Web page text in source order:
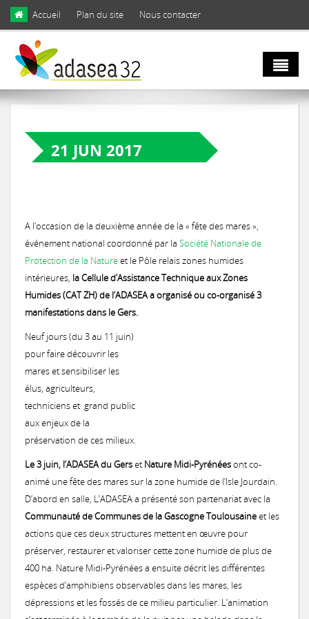
Skip to main content
Accueil Plan du site Nous contacter
Qui sommes
nous ?
Notre équipe
Notre engagement
Notre gouvernance
Vie associative
Notre réseau
Histoire
Témoignages de gestionnaires
On parle de nous !
Biodiversité
Les facettes de la biodiversité gersoise
Milieux secs du Gers
Espèces animales du Gers
2017: La Chevêche d’Athéna, chouette de nos campagnes
2017: Paroles de Cistude
Les plantes messicoles
La Jacinthe de Rome
LIFE Coteaux Gascons
Natura2000
Actions menées
Formations
Permanences
Vidéos de présentation
Agro
écologie
Concours des pratiques agro-écologiques
Prairies lauréates
Journal du Concours
Concours 2026
Appel à concourir
Passage du jury 2026
Concours 2024
Appel à concourir
Concours 2022
Mesures agri-environnementales
Formations obligatoires (2023-2027)
MAEC 2025
MAEC 2024
Bilan 2024
Paiement pour services environnementaux
PSE 2025
PSE 2020
PSE 2019
Projet "Veau des Prés"
Lutte contre l'érosion
PAT Gimone
2020 : Érosion : des solutions simples et efficaces
2017: Journée technique : Aménagements hydrauliques et anti-érosifs
Valorisation des prairies naturelles inondables
Etude: Valorisation des produits issus d'élevage herbager
Projet d'Eco-Pâturage
Urbanisme
Notre démarche
Nos compétences
Nos références
Réflexions, exemples
Appui aux collectivités dans la prise en compte des zones humides
Zones humides
et CATZH Gers
Présentation de la CATZH
Les zones humides
Qu’est-ce que c'est ?
Les types de zones humides du Gers
Missions de la CATZH
Actions de promotion
Amélioration des connaissances
Territoires d'action
Bas-Armagnac
Témoignages
Nos
Expertises et documents d'incidence Loi sur l'Eau
Expertises faune flore habitat
Plan de performance energétique
Annonces
Achats publics
Emplois
21 JUN 2017
FÊTE DES MARES 2017
A l’occasion de la deuxième année de la « fête des mares »,
événement national coordonné par la Société Nationale de
Protection de la Natureet le Pôle relais zones humides
intérieures, la Cellule d’Assistance Technique aux Zones
Humides (CAT ZH) de l’ADASEA a organisé ou co-organisé 3
manifestations dans le Gers.
Neuf jours (du 3 au 11 juin)
pour faire découvrir les
mares et sensibiliser les
élus, agriculteurs,
techniciens et grand public
aux enjeux de la
préservation de ces milieux.
Le 3 juin, l’ADASEA du Gerset Nature Midi-Pyrénéesont co-
animé une fête des mares sur la zone humide de l’Isle Jourdain.
D’abord en salle, L’ADASEA a présenté son partenariat avec la
Communauté de Communes de la Gascogne Toulousaineet les
actions que ces deux structures mettent en œuvre pour
préserver, restaurer et valoriser cette zone humide de plus de
400 ha. Nature Midi-Pyrénées a ensuite décrit les différentes
espèces d’amphibiens observables dans les mares, les
dépressions et les fossés de ce milieu particulier. L’animation